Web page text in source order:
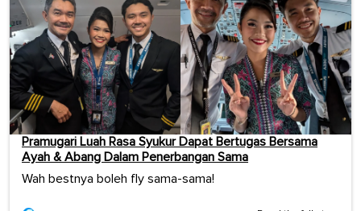
Pramugari Luah Rasa Syukur Dapat Bertugas Bersama
Ayah & Abang Dalam Penerbangan Sama
Wah bestnya boleh fly sama-sama!